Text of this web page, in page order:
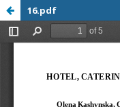
16.pdf